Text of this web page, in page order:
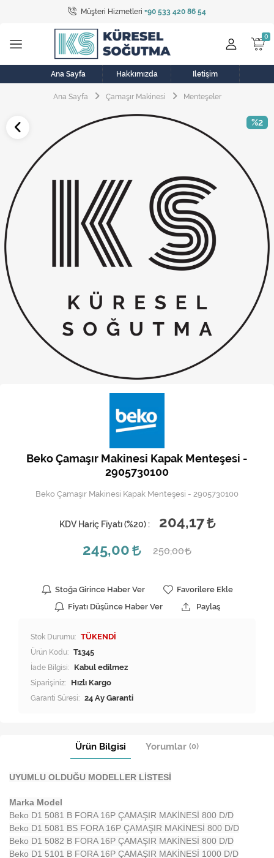
Müşteri Hizmetleri +90 533 420 86 54
Tüm Kategoriler
Bulaşık Makinesi
Buzdolabı
Çamaşır Kurutma Makinesi
Elektrikli Aksamlar
Elektrikli Süpürge
Fan
Fırın, Ocak ve Aspiratör
Klima
Kombi
Musluk
Soğutma Sistemleri
Şofben ve Termosifon
Ana Sayfa Hakkımızda İletişim
Ana Sayfa Çamaşır Makinesi Menteşeler
%2
Beko Çamaşır Makinesi Kapak Menteşesi -
2905730100
Beko Çamaşır Makinesi Kapak Menteşesi - 2905730100
KDV Hariç Fiyatı (%20) :
204,17
245,00
250,00
Stoğa Girince Haber Ver
Favorilere Ekle
Fiyatı Düşünce Haber Ver
Paylaş
Stok Durumu: TÜKENDİ
Ürün Kodu: T1345
İade Bilgisi:
Siparişiniz: Hızlı Kargo
Garanti Süresi: 24 Ay Garanti
Ürün Bilgisi Yorumlar (0)
UYUMLU OLDUĞU MODELLER LİSTESİ
Marka Model
Beko D1 5081 B FORA 16P ÇAMAŞIR MAKİNESİ 800 D/D
Beko D1 5081 BS FORA 16P ÇAMAŞIR MAKİNESİ 800 D/D
Beko D1 5082 B FORA 16P ÇAMAŞIR MAKİNESİ 800 D/D
Beko D1 5101 B FORA 16P ÇAMAŞIR MAKİNESİ 1000 D/D